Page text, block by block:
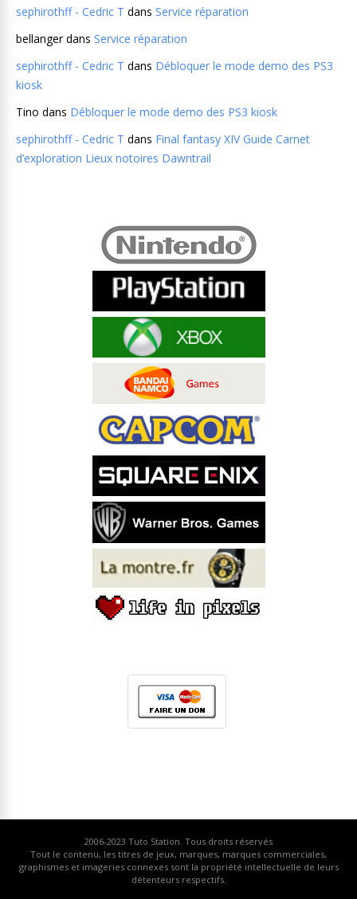
sephirothff - Cedric T dans Service réparation
bellangerdans Service réparation
sephirothff - Cedric T dans Débloquer le mode demo des PS3
kiosk
Tino dans Débloquer le mode demo des PS3 kiosk
sephirothff - Cedric T dans Final fantasy XIV Guide Carnet
d’exploration Lieux notoires Dawntrail
2006-2023 Tuto Station. Tous droits réservés
Tout le contenu, les titres de jeux, marques, marques commerciales,
graphismes et imageries connexes sont la propriété intellectuelle de leurs
détenteurs respectifs.